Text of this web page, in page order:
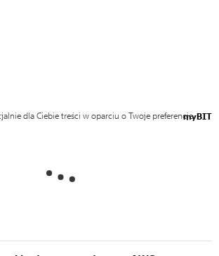
myBIT
dla Ciebie treści w oparciu o Twoje preferencje